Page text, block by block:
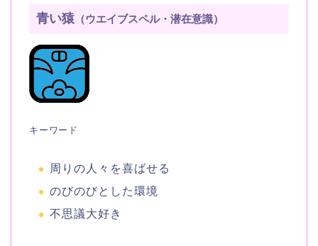
青い猿 （ウエイブスペル・潜在意識）
キーワード
周りの人々を喜ばせる
のびのびとした環境
不思議大好き